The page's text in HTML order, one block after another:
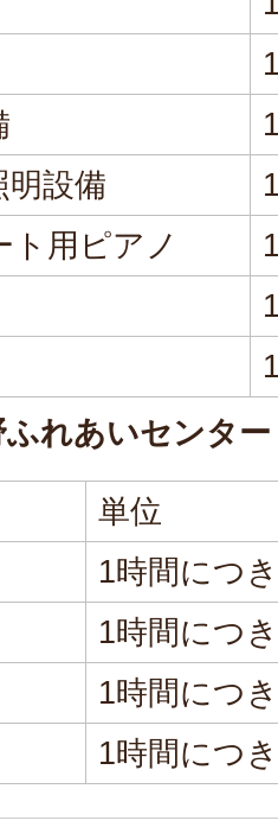
明設備
ト用ピアノ
れあいセンター
単位
1時間につき
1時間につき
1時間につき
1時間につき